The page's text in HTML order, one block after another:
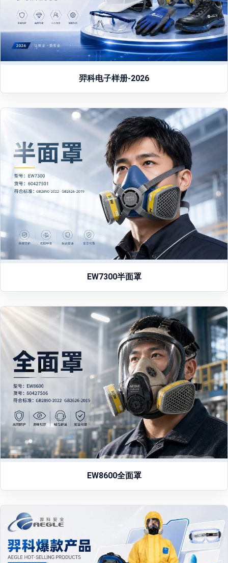
我们现在所使用的安全带大多无法在有火花或明火的情况下
使用，这使得很多高空焊接作业者非常头疼，既要完成焊接
作业，又要保证高空作业安全，不让焊接火花影响到安全
带，避免安全带出现破损，影响到作业人员的安全
羿科电子样册-2026
EW7300半面罩
EW8600全面罩